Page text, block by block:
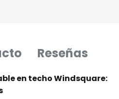
Reseñas
en techo Windsquare: